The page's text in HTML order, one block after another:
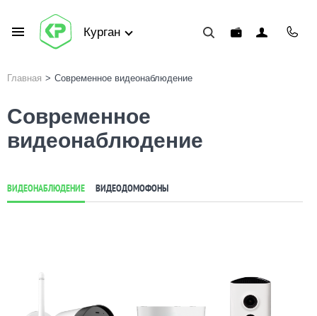
Курган
Главная > Современное видеонаблюдение
Современное
видеонаблюдение
ВИДЕОНАБЛЮДЕНИЕ ВИДЕОДОМОФОНЫ